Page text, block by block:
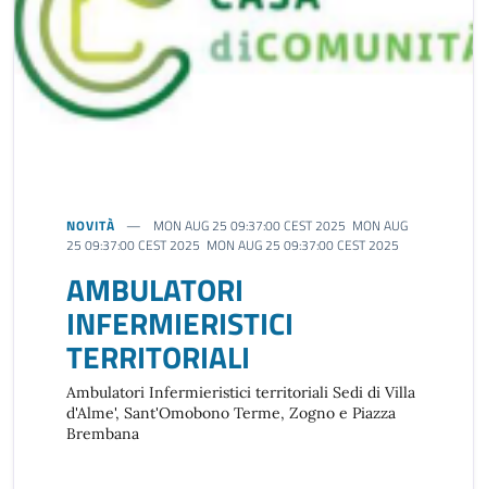
NOVITÀ
MON AUG 25 09:37:00 CEST 2025 MON AUG
25 09:37:00 CEST 2025 MON AUG 25 09:37:00 CEST 2025
AMBULATORI
INFERMIERISTICI
TERRITORIALI
Ambulatori Infermieristici territoriali Sedi di Villa
d'Alme', Sant'Omobono Terme, Zogno e Piazza
Brembana